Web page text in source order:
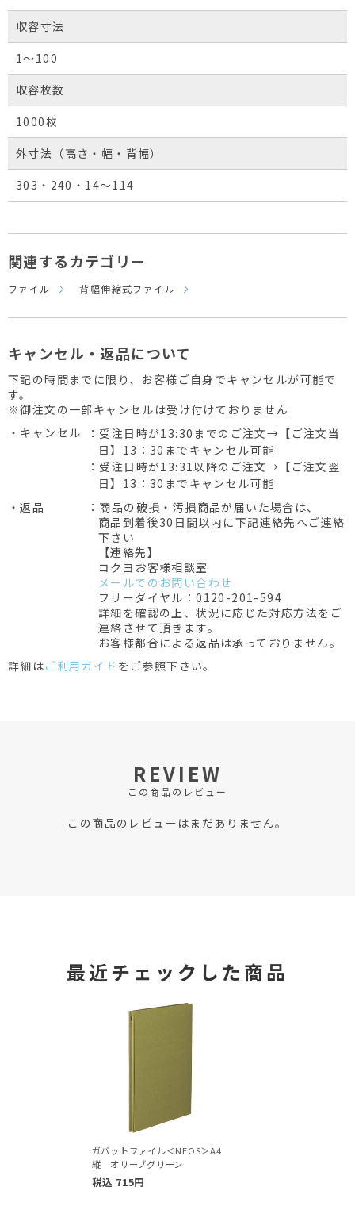
収容寸法
1～100
収容枚数
1000枚
外寸法（高さ・幅・背幅）
303・240・14～114
関連するカテゴリー
ファイル 背幅伸縮式ファイル
キャンセル・返品について
下記の時間までに限り、お客様ご自身でキャンセルが可能で
す。
※御注文の一部キャンセルは受け付けておりません
・キャンセル
：受注日時が13:30までのご注文→【ご注文当
日】13：30までキャンセル可能
：受注日時が13:31以降のご注文→【ご注文翌
日】13：30までキャンセル可能
・返品
：商品の破損・汚損商品が届いた場合は、
商品到着後30日間以内に下記連絡先へご連絡
下さい
【連絡先】
コクヨお客様相談室
メールでのお問い合わせ
フリーダイヤル：0120-201-594
詳細を確認の上、状況に応じた対応方法をご
連絡させて頂きます。
お客様都合による返品は承っておりません。
詳細はご利用ガイド をご参照下さい。
REVIEW
この商品のレビュー
この商品のレビューはまだありません。
最近チェックした商品
ガバットファイル＜NEOS＞A4
縦 オリーブグリーン
税込 715円